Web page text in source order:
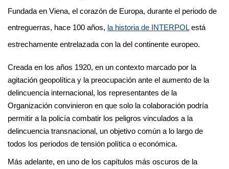
Fundada en Viena, el corazón de Europa, durante el periodo de
entreguerras, hace 100 años, la historia de INTERPOLestá
estrechamente entrelazada con la del continente europeo.
Creada en los años 1920, en un contexto marcado por la
agitación geopolítica y la preocupación ante el aumento de la
delincuencia internacional, los representantes de la
Organización convinieron en que solo la colaboración podría
permitir a la policía combatir los peligros vinculados a la
delincuencia transnacional, un objetivo común a lo largo de
todos los periodos de tensión política o económica.
Más adelante, en uno de los capítulos más oscuros de la